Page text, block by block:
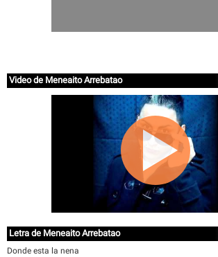
Video de Meneaito Arrebatao
Letra de Meneaito Arrebatao
Donde esta la nena